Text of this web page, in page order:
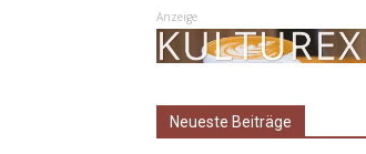
Anzeige
Neueste Beiträge